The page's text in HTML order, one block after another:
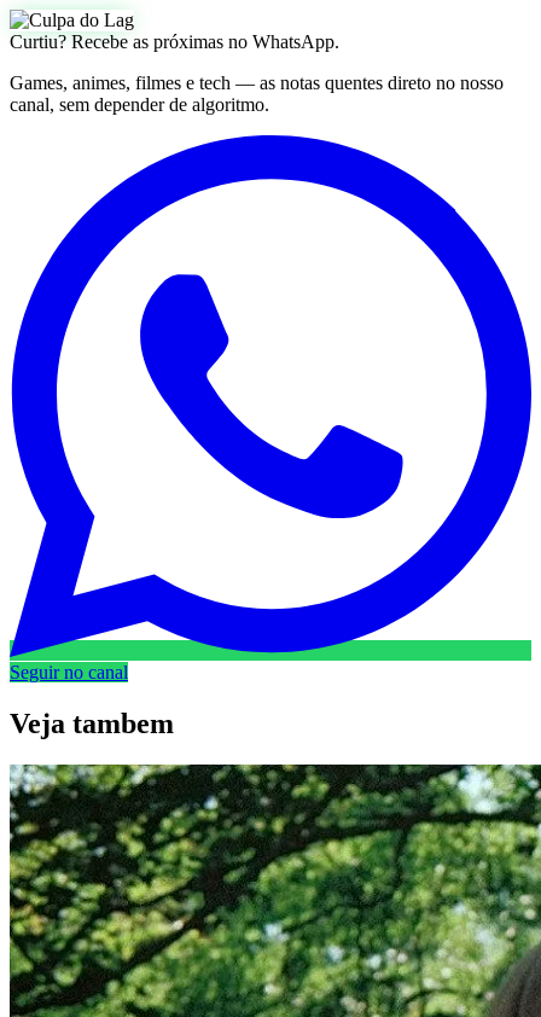
Curtiu? Recebe as próximas no WhatsApp.
Games, animes, filmes e tech — as notas quentes direto no nosso
canal, sem depender de algoritmo.
Seguir no canal
Veja tambem